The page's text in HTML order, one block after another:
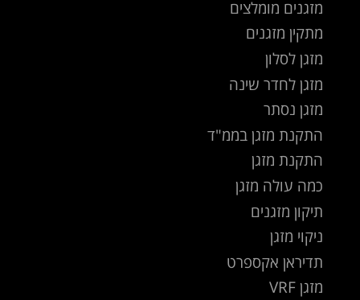
מזגנים מומלצים
מתקין מזגנים
מזגן לסלון
מזגן לחדר שינה
מזגן נסתר
התקנת מזגן בממ"ד
התקנת מזגן
כמה עולה מזגן
תיקון מזגנים
ניקוי מזגן
תדיראן אקספרט
מזגן VRF